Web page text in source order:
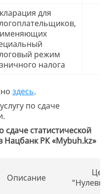
для
режим
налога
здесь.
по сдаче
сдаче статистической
Нацбанк РК «Mybuh.kz»
Описание